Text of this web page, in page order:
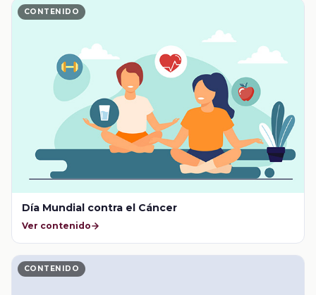
CONTENIDO
Día Mundial contra el Cáncer
Ver contenido
CONTENIDO